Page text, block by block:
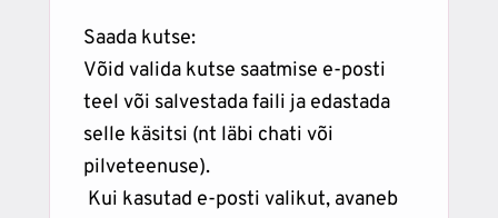
Saada kutse:
Võid valida kutse saatmise e-posti
teel või salvestada faili ja edastada
selle käsitsi (nt läbi chati või
pilveteenuse).
Kui kasutad e-posti valikut, avaneb